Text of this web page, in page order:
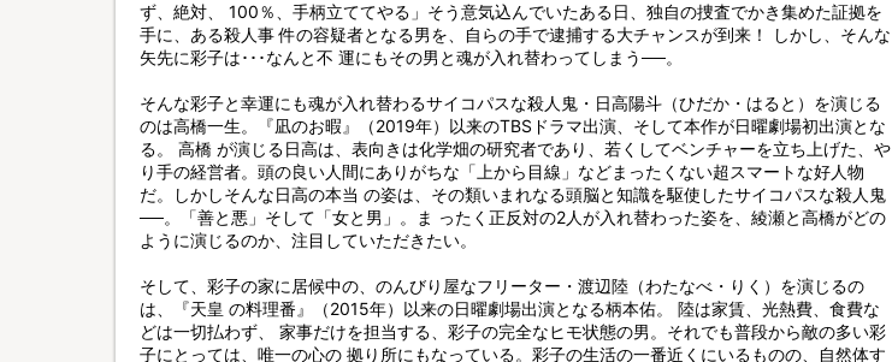
ず、絶対、 100％、手柄立ててやる」そう意気込んでいたある日、独自の捜査でかき集めた証拠を
手に、ある殺人事 件の容疑者となる男を、自らの手で逮捕する大チャンスが到来！ しかし、そんな
矢先に彩子は･･･なんと不 運にもその男と魂が入れ替わってしまう──。
そんな彩子と幸運にも魂が入れ替わるサイコパスな殺人鬼・日高陽斗（ひだか・はると）を演じる
のは高橋一生。『凪のお暇』（2019年）以来のTBSドラマ出演、そして本作が日曜劇場初出演とな
る。 高橋 が演じる日高は、表向きは化学畑の研究者であり、若くしてベンチャーを立ち上げた、や
り手の経営者。頭の良い人間にありがちな「上から目線」などまったくない超スマートな好人物
だ。しかしそんな日高の本当 の姿は、その類いまれなる頭脳と知識を駆使したサイコパスな殺人鬼
──。「善と悪」そして「女と男」。ま ったく正反対の2人が入れ替わった姿を、綾瀬と高橋がどの
ように演じるのか、注目していただきたい。
そして、彩子の家に居候中の、のんびり屋なフリーター・渡辺陸（わたなべ・りく）を演じるの
は、『天皇 の料理番』（2015年）以来の日曜劇場出演となる柄本佑。 陸は家賃、光熱費、食費な
どは一切払わず、 家事だけを担当する、彩子の完全なヒモ状態の男。それでも普段から敵の多い彩
子にとっては、唯一の心の 拠り所にもなっている。彩子の生活の一番近くにいるものの、自然体す